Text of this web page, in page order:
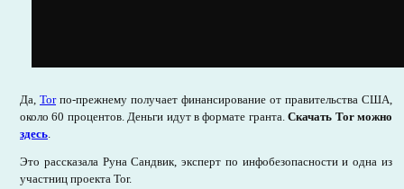
Да, Torпо-прежнему получает финансирование от правительства США,
около 60 процентов. Деньги идут в формате гранта.Скачать Tor можно
здесь.
Это рассказала Руна Сандвик, эксперт по инфобезопасности и одна из
участниц проекта Tor.